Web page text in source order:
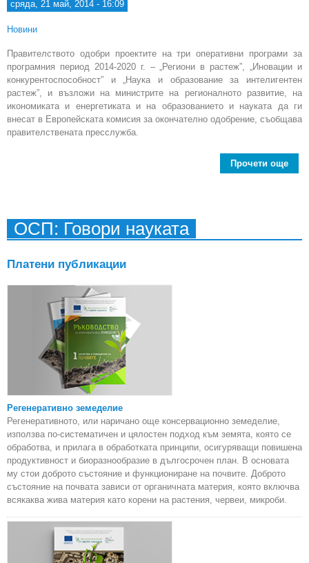
сряда, 21 май, 2014 - 16:09
Новини
Правителството одобри проектите на три оперативни програми за
програмния период 2014-2020 г. – „Региони в растеж”, „Иновации и
конкурентоспособност” и „Наука и образование за интелигентен
растеж”, и възложи на министрите на регионалното развитие, на
икономиката и енергетиката и на образованието и науката да ги
внесат в Европейската комисия за окончателно одобрение, съобщава
правителствената пресслужба.
Прочети още
ОСП: Говори науката
Платени публикации
Регенеративно земеделие
Регенеративното, или наричано още консервационно земеделие,
използва по-систематичен и цялостен подход към земята, която се
обработва, и прилага в обработката принципи, осигуряващи повишена
продуктивност и биоразнообразие в дългосрочен план. В основата
му стои доброто състояние и функциониране на почвите. Доброто
състояние на почвата зависи от органичната материя, която включва
всякаква жива материя като корени на растения, червеи, микроби.